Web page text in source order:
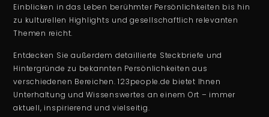
Einblicken in das Leben berühmter Persönlichkeiten bis hin
zu kulturellen Highlights und gesellschaftlich relevanten
Themen reicht.
Entdecken Sie außerdem detaillierte Steckbriefe und
Hintergründe zu bekannten Persönlichkeiten aus
verschiedenen Bereichen. 123people.de bietet Ihnen
Unterhaltung und Wissenswertes an einem Ort – immer
aktuell, inspirierend und vielseitig.